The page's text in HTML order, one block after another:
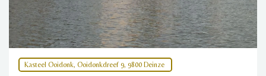
Kasteel Ooidonk, Ooidonkdreef 9, 9800 Deinze